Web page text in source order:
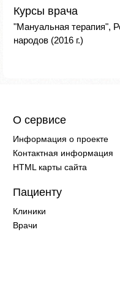
Курсы врача
"Мануальная терапия",
народов (2016 г.)
О сервисе
Информация о проекте
Контактная информация
HTML карты сайта
Пациенту
Клиники
Врачи